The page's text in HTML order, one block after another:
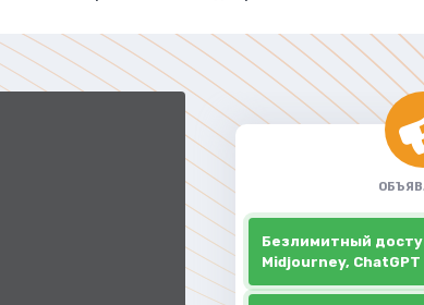
Безлимитный
Midjourney,